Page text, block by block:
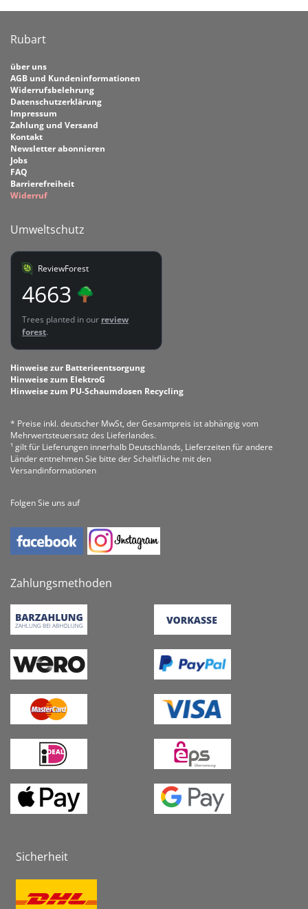
Rubart
über uns
AGB und Kundeninformationen
Widerrufsbelehrung
Datenschutzerklärung
Impressum
Zahlung und Versand
Kontakt
Newsletter abonnieren
Jobs
FAQ
Barrierefreiheit
Widerruf
Umweltschutz
ReviewForest
4663
Trees planted in our review
forest.
Hinweise zur Batterieentsorgung
Hinweise zum ElektroG
Hinweise zum PU-Schaumdosen Recycling
* Preise inkl. deutscher MwSt, der Gesamtpreis ist abhängig vom
Mehrwertsteuersatz des Lieferlandes.
¹ gilt für Lieferungen innerhalb Deutschlands, Lieferzeiten für andere
Länder entnehmen Sie bitte der Schaltfläche mit den
Versandinformationen
Folgen Sie uns auf
Zahlungsmethoden
Sicherheit